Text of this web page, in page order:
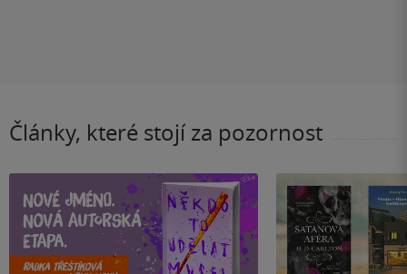
Články, které stojí za pozornost